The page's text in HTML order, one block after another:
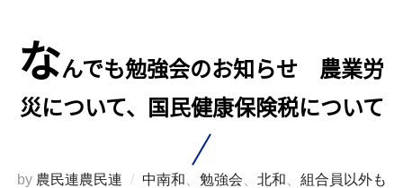
なんでも勉強会のお知らせ 農業労
災について、国民健康保険税について
by 農民連農民連 中南和 勉強会 北和
組合員以外も